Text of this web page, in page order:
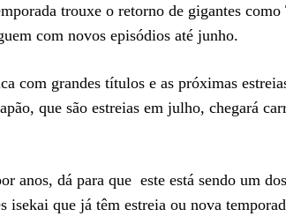
trouxe o retorno de gigantes
com novos episódios até junho.
com grandes títulos e as próximas
que são estreias em julho, chegará
anos, dá para que este está sendo um
isekai que já têm estreia ou nova